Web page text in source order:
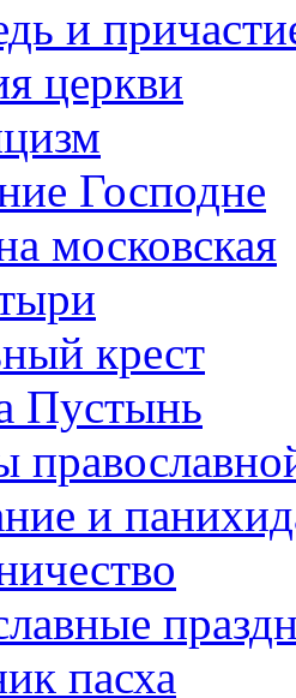
и
церкви
Господне
московская
крест
Пустынь
и
пасха